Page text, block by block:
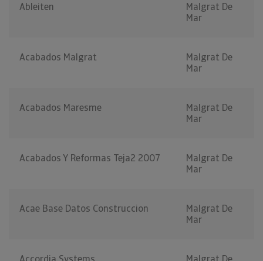
Ableiten
Malgrat De
Mar
Acabados Malgrat
Malgrat De
Mar
Acabados Maresme
Malgrat De
Mar
Acabados Y Reformas Teja2 2007
Malgrat De
Mar
Acae Base Datos Construccion
Malgrat De
Mar